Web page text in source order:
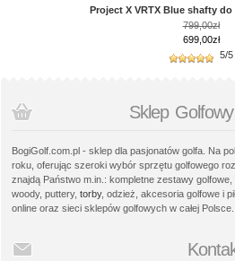
Project X VRTX Blue shafty
799,00zł
699,00zł
5/5
Sklep
BogiGolf.com.pl - sklep dla pasjonatów golfa. Na
roku, oferując szeroki wybór sprzętu golfowego
znajdą Państwo m.in.: kompletne zestawy golfowe,
woody, puttery, torby, odzież, akcesoria golfowe i
online oraz sieci sklepów golfowych w całej Polsce.